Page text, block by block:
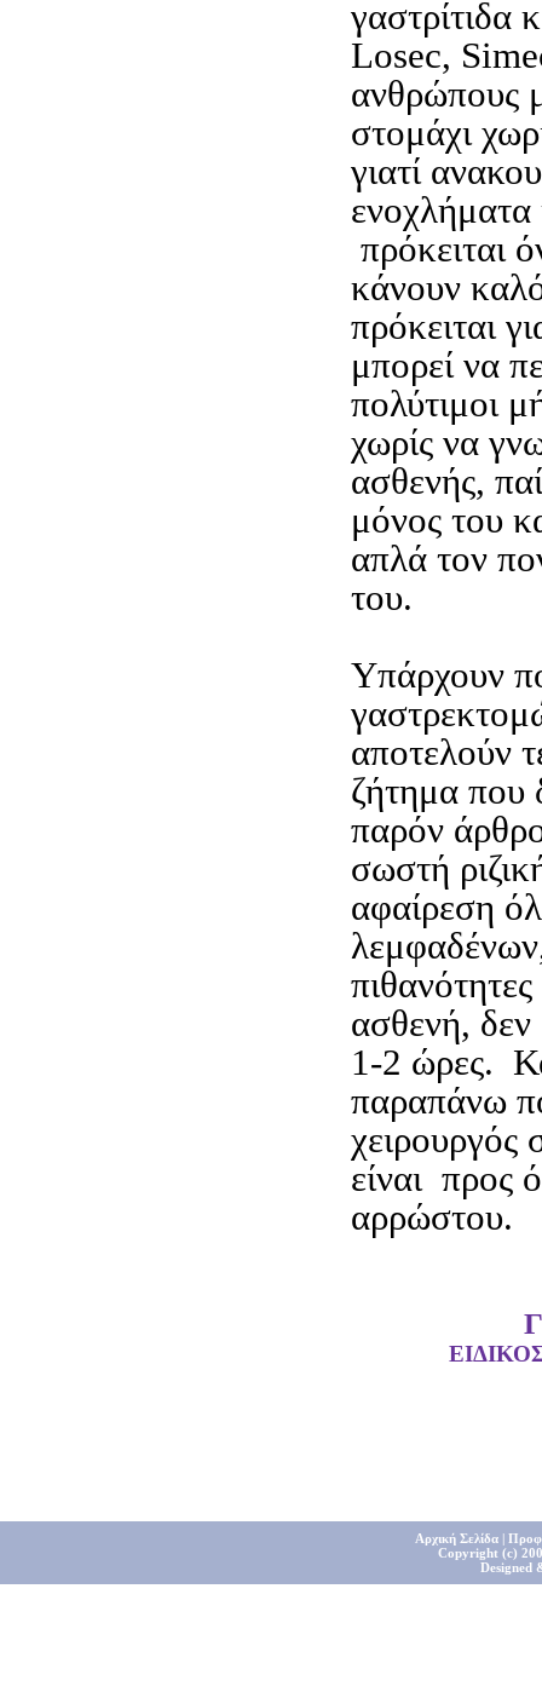
γαστρίτιδα
Losec,
ανθρώπους
στομάχι
γιατί
ενοχλήματα
πρόκειται
κάνουν
πρόκειται
μπορεί να
πολύτιμοι
χωρίς να
ασθενής,
μόνος του
απλά τον
του.
Υπάρχουν
αποτελούν
ζήτημα που
παρόν
σωστή
αφαίρεση
ασθενή, δεν
1-2 ώρες.
παραπάνω
χειρουργός
είναι προς
αρρώστου.
Αρχική Σελίδα|
Copyright (c)
Designed